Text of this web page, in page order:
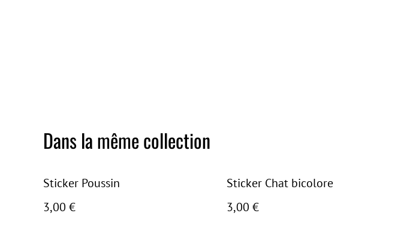
Dans la même collection
Sticker Poussin
3,00 €
Sticker Chat bicolore
3,00 €